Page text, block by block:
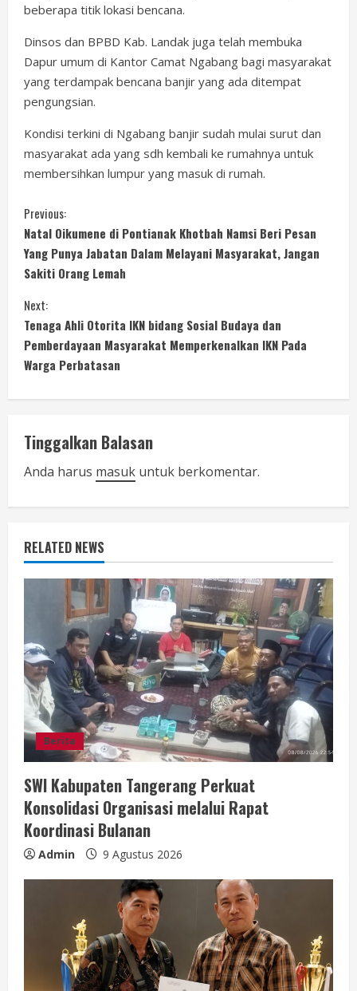
beberapa titik lokasi bencana.
Dinsos dan BPBD Kab. Landak juga telah membuka
Dapur umum di Kantor Camat Ngabang bagi masyarakat
yang terdampak bencana banjir yang ada ditempat
pengungsian.
Kondisi terkini di Ngabang banjir sudah mulai surut dan
masyarakat ada yang sdh kembali ke rumahnya untuk
membersihkan lumpur yang masuk di rumah.
C
o
n
t
i
e
R
a
d
n
g
Previous:
Natal Oikumene di Pontianak Khotbah Namsi Beri Pesan
Yang Punya Jabatan Dalam Melayani Masyarakat, Jangan
Sakiti Orang Lemah
Next:
Tenaga Ahli Otorita IKN bidang Sosial Budaya dan
Pemberdayaan Masyarakat Memperkenalkan IKN Pada
Warga Perbatasan
Tinggalkan Balasan
Anda harus masuk untuk berkomentar.
RELATED NEWS
Berita
SWI Kabupaten Tangerang Perkuat
Konsolidasi Organisasi melalui Rapat
Koordinasi Bulanan
Admin 9 Agustus 2026